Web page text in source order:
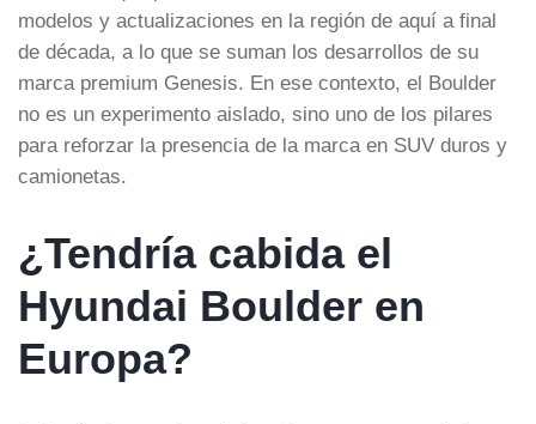
modelos y actualizaciones en la región de aquí a final
de década, a lo que se suman los desarrollos de su
marca premium Genesis. En ese contexto, el Boulder
no es un experimento aislado, sino uno de los pilares
para reforzar la presencia de la marca en SUV duros y
camionetas.
¿Tendría cabida el
Hyundai Boulder en
Europa?